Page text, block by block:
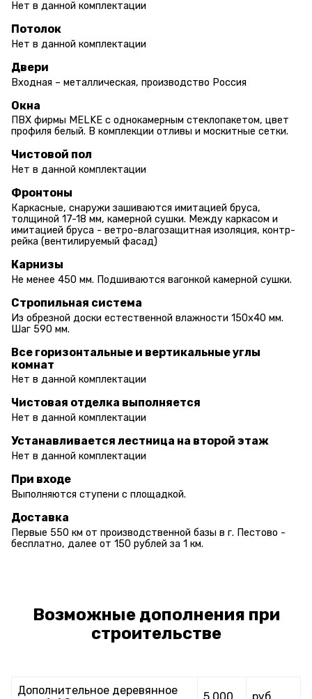
Нет в данной комплектации
Потолок
Нет в данной комплектации
Двери
Входная – металлическая, производство Россия
Окна
ПВХ фирмы MELKE с однокамерным стеклопакетом, цвет
профиля белый. В комплекции отливы и москитные сетки.
Чистовой пол
Нет в данной комплектации
Фронтоны
Каркасные, снаружи зашиваются имитацией бруса,
толщиной 17-18 мм, камерной сушки. Между каркасом и
имитацией бруса - ветро-влагозащитная изоляция, контр-
рейка (вентилируемый фасад)
Карнизы
Не менее 450 мм. Подшиваются вагонкой камерной сушки.
Стропильная система
Из обрезной доски естественной влажности 150х40 мм.
Шаг 590 мм.
Все горизонтальные и вертикальные углы
комнат
Нет в данной комплектации
Чистовая отделка выполняется
Нет в данной комплектации
Устанавливается лестница на второй этаж
Нет в данной комплектации
При входе
Выполняются ступени с площадкой.
Доставка
Первые 550 км от производственной базы в г. Пестово -
бесплатно, далее от 150 рублей за 1 км.
Возможные дополнения при
строительстве
Дополнительное деревянное
5 000 руб